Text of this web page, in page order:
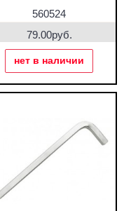
560524
79.00руб.
нет в наличии